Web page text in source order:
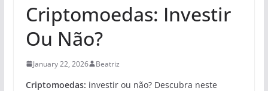
Criptomoedas: Investir
Ou Não?
January 22, 2026 Beatriz
Criptomoedas: investir ou não? Descubra neste